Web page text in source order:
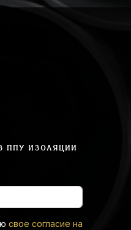
ППУ ИЗОЛЯЦИИ
свое согласие на